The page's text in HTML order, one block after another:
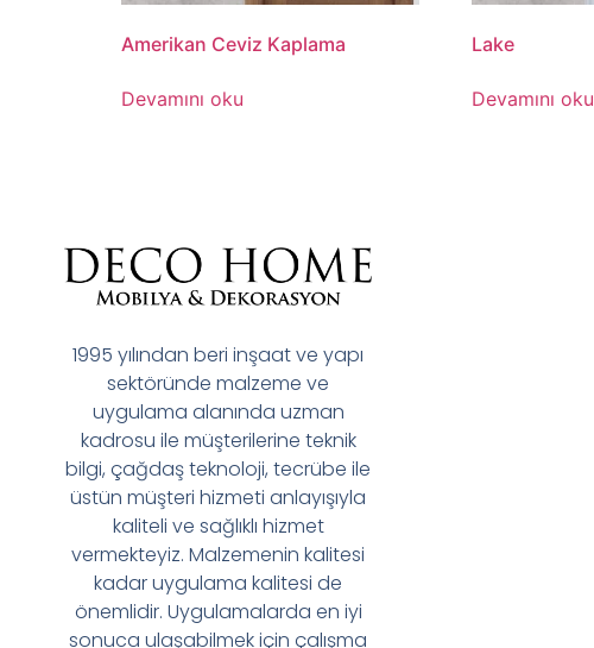
Amerikan Ceviz Kaplama
Devamını oku
Lake
Devamını oku
1995 yılından beri inşaat ve yapı
sektöründe malzeme ve
uygulama alanında uzman
kadrosu ile müşterilerine teknik
bilgi, çağdaş teknoloji, tecrübe ile
üstün müşteri hizmeti anlayışıyla
kaliteli ve sağlıklı hizmet
vermekteyiz. Malzemenin kalitesi
kadar uygulama kalitesi de
önemlidir. Uygulamalarda en iyi
sonuca ulaşabilmek için çalışma